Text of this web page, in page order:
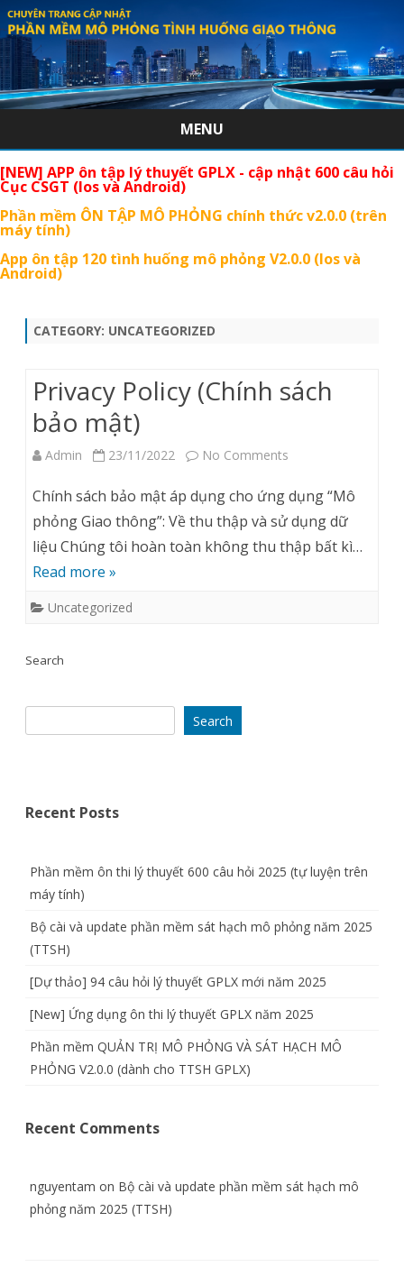
MENU
to
[NEW] APP ôn tập lý thuyết GPLX - cập nhật 600 câu hỏi
Cục CSGT (Ios và Android)
Phần mềm ÔN TẬP MÔ PHỎNG chính thức v2.0.0 (trên
máy tính)
App ôn tập 120 tình huống mô phỏng V2.0.0 (Ios và
Android)
CATEGORY: UNCATEGORIZED
Privacy Policy (Chính sách
bảo mật)
Admin 23/11/2022 No Comments
Policy
(Chính
Chính sách bảo mật áp dụng cho ứng dụng “Mô
phỏng Giao thông”: Về thu thập và sử dụng dữ
liệu Chúng tôi hoàn toàn không thu thập bất kì…
Read more »
Uncategorized
Search
Search
Recent Posts
Phần mềm ôn thi lý thuyết 600 câu hỏi 2025 (tự luyện trên
máy tính)
Bộ cài và update phần mềm sát hạch mô phỏng năm 2025
(TTSH)
[Dự thảo] 94 câu hỏi lý thuyết GPLX mới năm 2025
[New] Ứng dụng ôn thi lý thuyết GPLX năm 2025
Phần mềm QUẢN TRỊ MÔ PHỎNG VÀ SÁT HẠCH MÔ
PHỎNG V2.0.0 (dành cho TTSH GPLX)
Recent Comments
nguyentam on Bộ cài và update phần mềm sát hạch mô
phỏng năm 2025 (TTSH)